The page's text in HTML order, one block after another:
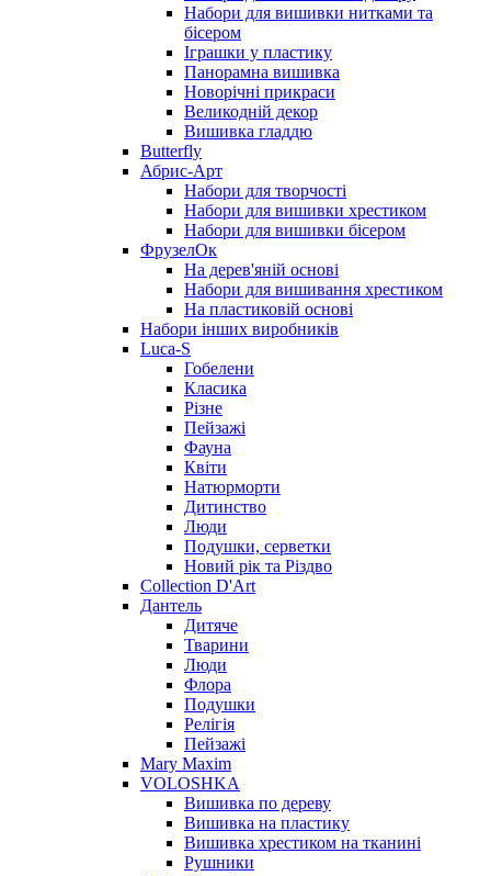
Набори для вишивки нитками та
бісером
Іграшки у пластику
Панорамна вишивка
Новорічні прикраси
Великодній декор
Вишивка гладдю
Butterfly
Абрис-Арт
Набори для творчості
Набори для вишивки хрестиком
Набори для вишивки бісером
ФрузелОк
На дерев'яній основі
Набори для вишивання хрестиком
На пластиковій основі
Набори інших виробників
Luca-S
Гобелени
Класика
Різне
Пейзажі
Фауна
Квіти
Натюрморти
Дитинство
Люди
Подушки, серветки
Новий рік та Різдво
Collection D'Art
Дантель
Дитяче
Тварини
Люди
Флора
Подушки
Релігія
Пейзажі
Mary Maxim
VOLOSHKA
Вишивка по дереву
Вишивка на пластику
Вишивка хрестиком на тканині
Рушники